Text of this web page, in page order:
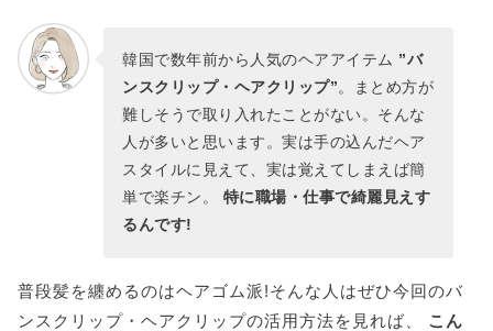
韓国で数年前から人気のヘアアイテム ”バ
ンスクリップ・ヘアクリップ”。まとめ方が
難しそうで取り入れたことがない。そんな
人が多いと思います。実は手の込んだヘア
スタイルに見えて、実は覚えてしまえば簡
単で楽チン。
特に職場・仕事で綺麗見えす
るんです!
普段髪を纏めるのはヘアゴム派!そんな人はぜひ今回のバ
ンスクリップ・ヘアクリップの活用方法を見れば、
こん